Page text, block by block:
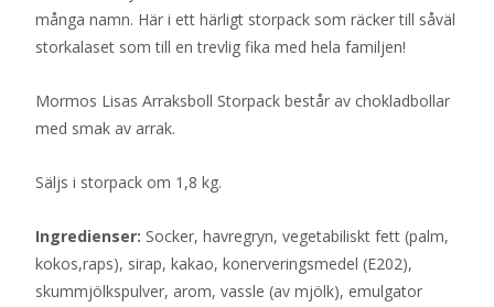
många namn. Här i ett härligt storpack som räcker till såväl
storkalaset som till en trevlig fika med hela familjen!
Mormos Lisas Arraksboll Storpack består av chokladbollar
med smak av arrak.
Säljs i storpack om 1,8 kg.
Ingredienser: Socker, havregryn, vegetabiliskt fett (palm,
kokos,raps), sirap, kakao, konerveringsmedel (E202),
skummjölkspulver, arom, vassle (av mjölk), emulgator